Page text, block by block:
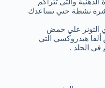
نشطة حتي تساعدك
التونر علي حمض
ألفا هيدروكسي التي
في الجلد .